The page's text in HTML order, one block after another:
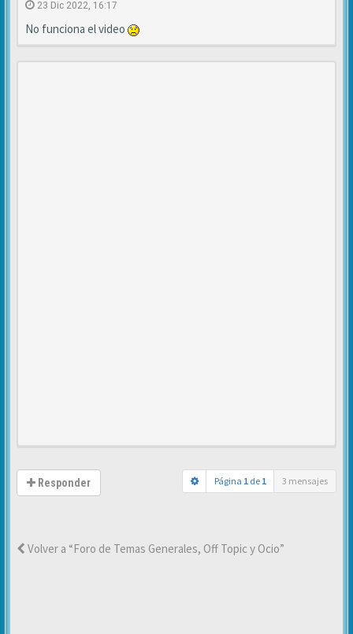
23 Dic 2022, 16:17
No funciona el video
Responder Página 1 de 1 3 mensajes
Volver a “Foro de Temas Generales, Off Topic y Ocio”